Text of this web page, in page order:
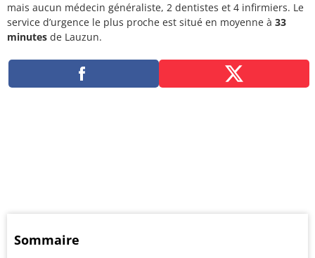
mais aucun médecin généraliste, 2 dentistes et 4 infirmiers. Le
service d’urgence le plus proche est situé en moyenne à 33
minutes de Lauzun.
Sommaire